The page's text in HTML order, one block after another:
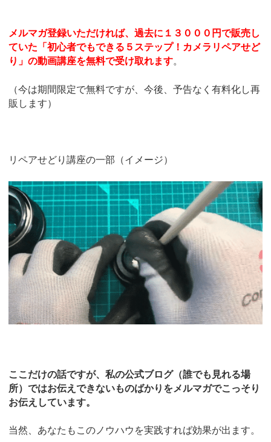
メルマガ登録いただければ、過去に１３０００円で販売し
ていた「初心者でもできる５ステップ！カメラリペアせど
り」の動画講座を無料で受け取れます。
（今は期間限定で無料ですが、今後、予告なく有料化し再
販します）
リペアせどり講座の一部（イメージ）
ここだけの話ですが、私の公式ブログ（誰でも見れる場
所）ではお伝えできないものばかりをメルマガでこっそり
お伝えしています。
当然、あなたもこのノウハウを実践すれば効果が出ます。